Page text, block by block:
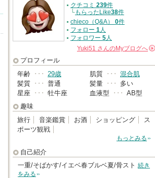
クチコミ 239件
└もらったLike38件
chieco（Q&A） 0件
フォロー 1人
フォロワー 5人
Yuki51 さんのMyブログへ
プロフィール
年齢 ･･･ 29歳 肌質 ･･･ 混合肌
髪質 ･･･ 普通 髪量 ･･･
多い
星座 ･･･ 牡牛座 血液型 ･･･ AB型
趣味
旅行
音楽鑑賞 お酒 ショッピング
ス
ポーツ観戦
もっとみる
自己紹介
一重/そばかす/イエベ春ブルベ夏/骨スト 続き
をみる